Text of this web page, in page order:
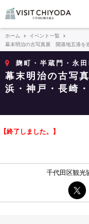
ホーム
イベント一覧
幕末明治の古写真展 開港地五港を
麹町・半蔵門・永田
幕末明治の古写
浜・神戸・長崎
【終了しました。】
千代田区観光